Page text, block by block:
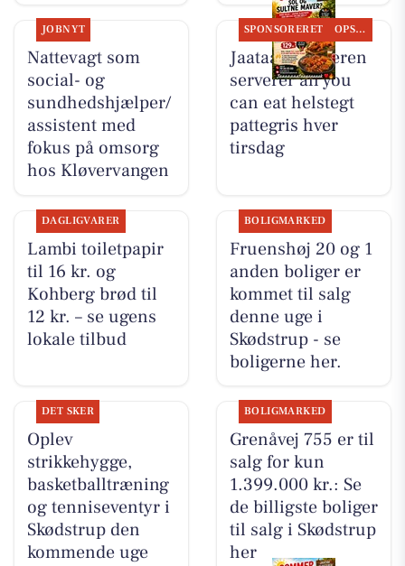
JOBNYT
Nattevagt som
social- og
sundhedshjælper/
assistent med
fokus på omsorg
hos Kløvervangen
SPONSORERET OPSLAGSTAVLEN
Jaataak Slagteren
serverer all you
can eat helstegt
pattegris hver
tirsdag
DAGLIGVARER
Lambi toiletpapir
til 16 kr. og
Kohberg brød til
12 kr. – se ugens
lokale tilbud
BOLIGMARKED
Fruenshøj 20 og 1
anden boliger er
kommet til salg
denne uge i
Skødstrup - se
boligerne her.
DET SKER
Oplev
strikkehygge,
basketballtræning
og tenniseventyr i
Skødstrup den
kommende uge
BOLIGMARKED
Grenåvej 755 er til
salg for kun
1.399.000 kr.: Se
de billigste boliger
til salg i Skødstrup
her